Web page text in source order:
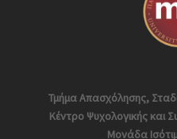
Τμήμα Απασχόλησης,
Κέντρο Ψυχολογικής και
Μονάδα